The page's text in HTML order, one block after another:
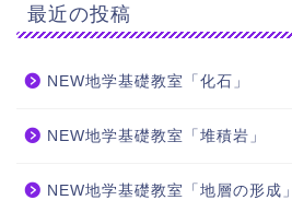
最近の投稿
NEW地学基礎教室「化石」
NEW地学基礎教室「堆積岩」
NEW地学基礎教室「地層の形成」